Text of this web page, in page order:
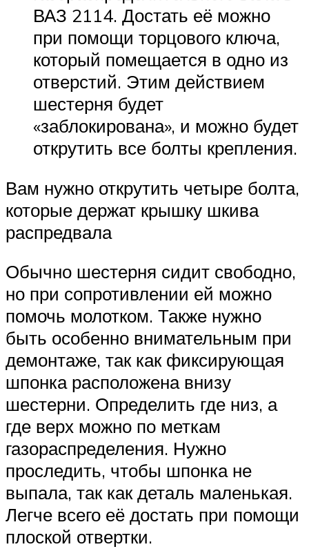
ВАЗ 2114. Достать её можно
при помощи торцового ключа,
который помещается в одно из
отверстий. Этим действием
шестерня будет
«заблокирована», и можно будет
открутить все болты крепления.
Вам нужно открутить четыре болта,
которые держат крышку шкива
распредвала
Обычно шестерня сидит свободно,
но при сопротивлении ей можно
помочь молотком. Также нужно
быть особенно внимательным при
демонтаже, так как фиксирующая
шпонка расположена внизу
шестерни. Определить где низ, а
где верх можно по меткам
газораспределения. Нужно
проследить, чтобы шпонка не
выпала, так как деталь маленькая.
Легче всего её достать при помощи
плоской отвертки.